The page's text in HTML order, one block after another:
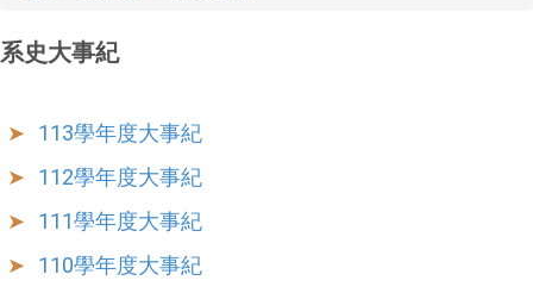
系史大事紀
113學年度大事紀
112學年度大事紀
111學年度大事紀
110學年度大事紀